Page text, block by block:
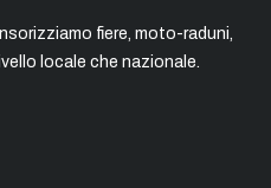
fiere, moto-raduni,
locale che nazionale.